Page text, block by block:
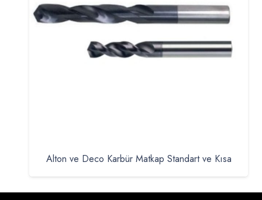
Alton ve Deco Karbür Matkap Standart ve Kısa